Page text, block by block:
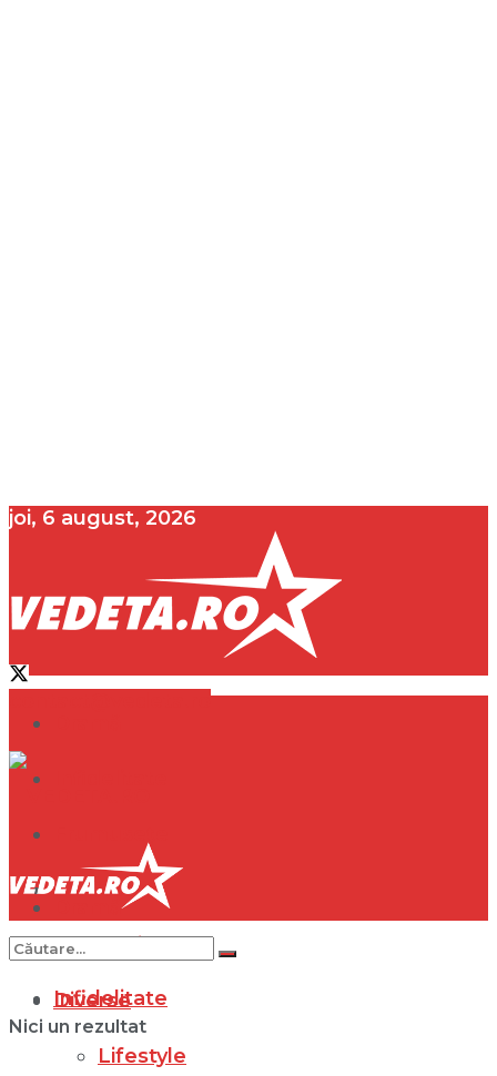
joi, 6 august, 2026
Sănătate
Internațional
Diverse
Lifestyle
Dramă
Infidelitate
Nici un rezultat